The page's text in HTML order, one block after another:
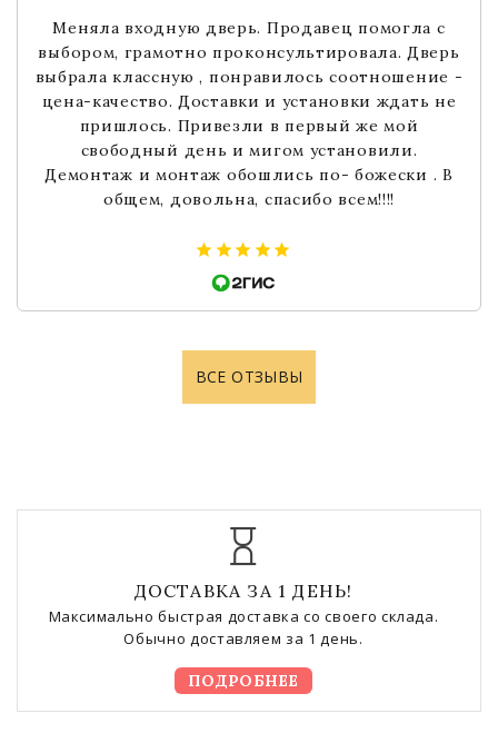
Меняла входную дверь. Продавец помогла с
выбором, грамотно проконсультировала. Дверь
выбрала классную , понравилось соотношение -
цена-качество. Доставки и установки ждать не
пришлось. Привезли в первый же мой
свободный день и мигом установили.
Демонтаж и монтаж обошлись по- божески . В
общем, довольна, спасибо всем!!!!
ВСЕ ОТЗЫВЫ
ДОСТАВКА ЗА 1 ДЕНЬ!
Максимально быстрая доставка со своего склада.
Обычно доставляем за 1 день.
ПОДРОБНЕЕ